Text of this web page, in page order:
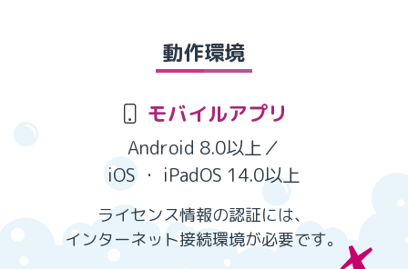
動作環境
モバイルアプリ
Android 8.0以上／
iOS ・ iPadOS 14.0以上
ライセンス情報の認証には、
インターネット接続環境が必要です。